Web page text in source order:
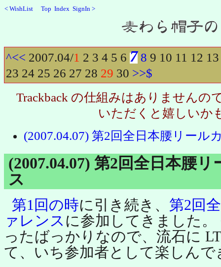
< WishList Top Index SignIn >
^<< 2007.04/1 2 3 4 5 6 7 8 9 10 11 12 13
23 24 25 26 27 28 29 30 >>$
Trackback の仕組みはありませんの
いただくと嬉しいか
(2007.04.07) 第2回全日本腰リール
(2007.04.07) 第2回全日本腰
ス
第1回の時に引き続き、 第2回
ァレンス に参加してきました。
ったばっかりなので、流石に
て、いち参加者として楽しんで